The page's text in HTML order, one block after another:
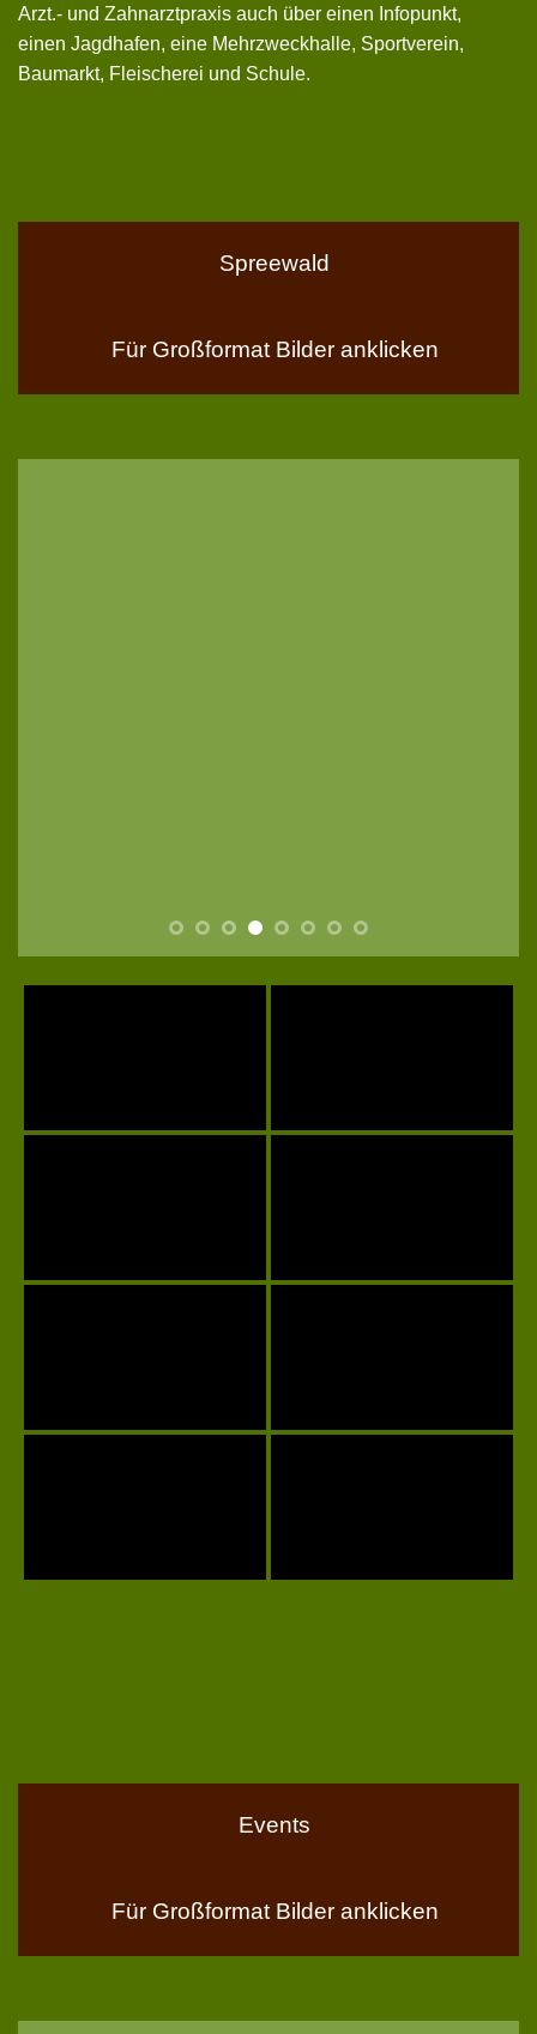
Arzt.- und Zahnarztpraxis auch über einen Infopunkt,
einen Jagdhafen, eine Mehrzweckhalle, Sportverein,
Baumarkt, Fleischerei und Schule.
Spreewald
Für Großformat Bilder anklicken
Events
Für Großformat Bilder anklicken